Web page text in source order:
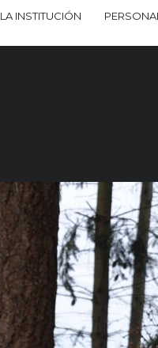
LA INSTITUCIÓN